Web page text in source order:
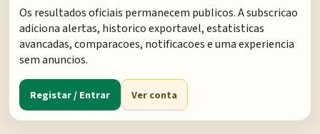
Os resultados oficiais permanecem publicos. A subscricao
adiciona alertas, historico exportavel, estatisticas
avancadas, comparacoes, notificacoes e uma experiencia
sem anuncios.
Registar / Entrar Ver conta